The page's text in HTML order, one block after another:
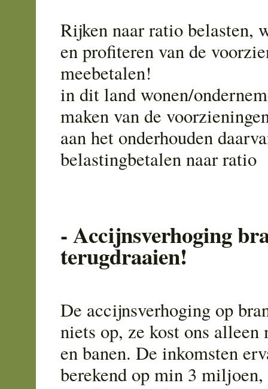
Rijken naar ratio belasten,
en profiteren van de
meebetalen!
in dit land wonen/
maken van de
aan het onderhouden
belastingbetalen naar ratio
- Accijnsverhoging
terugdraaien!
De accijnsverhoging op
niets op, ze kost ons alleen
en banen. De inkomsten
berekend op min 3